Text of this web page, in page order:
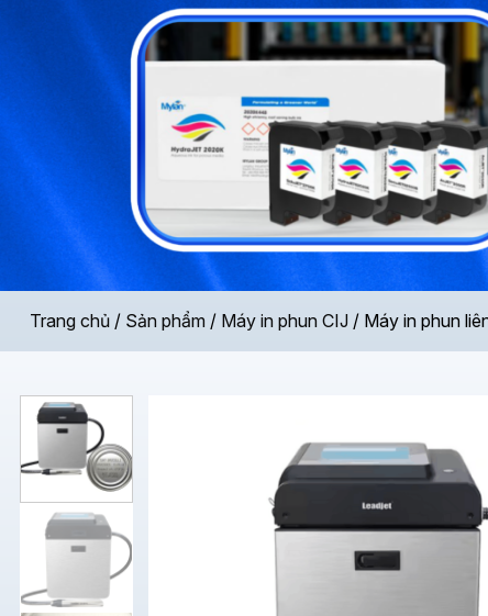
Trang chủ / Sản phẩm / Máy in phun CIJ / Máy in phun